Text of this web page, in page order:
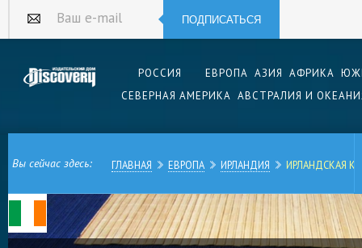
Ваш e-mail ПОДПИСАТЬСЯ
РОССИЯ ЕВРОПА АЗИЯ АФРИКА
СЕВЕРНАЯ АМЕРИКА АВСТРАЛИЯ И
Вы сейчас здесь: ГЛАВНАЯ ЕВРОПА ИРЛАНДИЯ ИРЛАНДСКАЯ